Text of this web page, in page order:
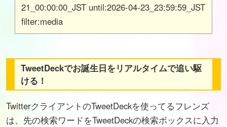
21_00:00:00_JST until:2026-04-23_23:59:59_JST
filter:media
TweetDeckでお誕生日をリアルタイムで追い駆
ける！
TwitterクライアントのTweetDeckを使ってるフレンズ
は、先の検索ワードをTweetDeckの検索ボックスに入力